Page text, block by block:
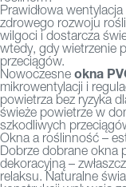
Prawidłowa
zdrowego rozwoju
wilgoci i dostarcza
wtedy, gdy wietrzenie
przeciągów.
Nowoczesne okna
mikrowentylacji i
powietrza bez ryzyka
świeże powietrze w
szkodliwych
Okna a roślinność –
Dobrze dobrane okna
dekoracyjną –
relaksu. Naturalne